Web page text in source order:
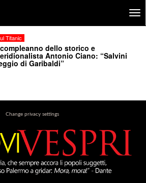
Titanic
dello storico e
Antonio Ciano: “Salvini
di Garibaldi”
Change privacy settings